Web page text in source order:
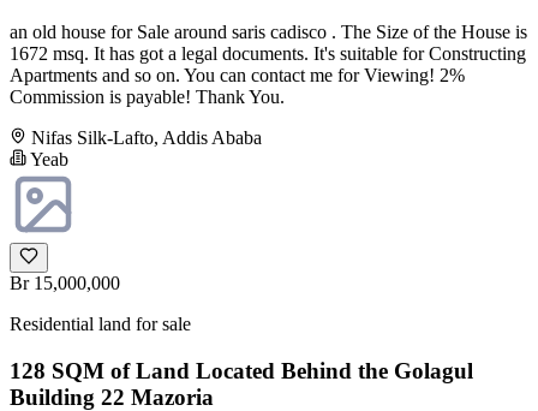
an old house for Sale around saris cadisco . The Size of the House is
1672 msq. It has got a legal documents. It's suitable for Constructing
Apartments and so on. You can contact me for Viewing! 2%
Commission is payable! Thank You.
Nifas Silk-Lafto, Addis Ababa
Yeab
Br 15,000,000
Residential land for sale
128 SQM of Land Located Behind the Golagul
Building 22 Mazoria